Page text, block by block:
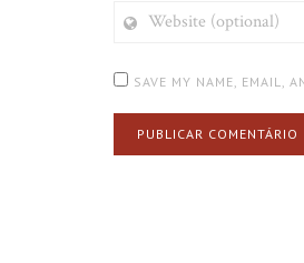
(OPTIONAL)
SAVE MY NAME, EMAIL,